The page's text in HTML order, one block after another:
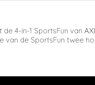
4-in-1 SportsFun van AXI
de SportsFun twee